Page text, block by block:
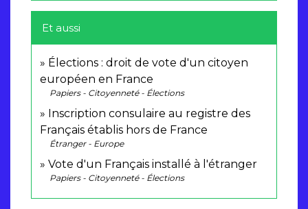
Et aussi
Élections : droit de vote d'un citoyen
européen en France
Papiers - Citoyenneté - Élections
Inscription consulaire au registre des
Français établis hors de France
Étranger - Europe
Vote d'un Français installé à l'étranger
Papiers - Citoyenneté - Élections